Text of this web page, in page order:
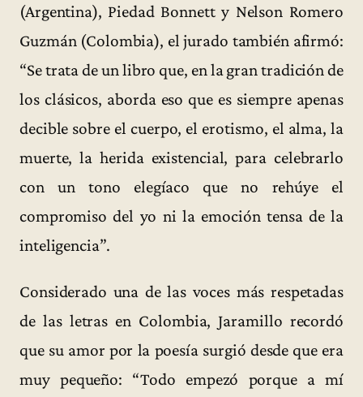
(Argentina), Piedad Bonnett y Nelson Romero
Guzmán (Colombia), el jurado también afirmó:
“Se trata de un libro que, en la gran tradición de
los clásicos, aborda eso que es siempre apenas
decible sobre el cuerpo, el erotismo, el alma, la
muerte, la herida existencial, para celebrarlo
con un tono elegíaco que no rehúye el
compromiso del yo ni la emoción tensa de la
inteligencia”.
Considerado una de las voces más respetadas
de las letras en Colombia, Jaramillo recordó
que su amor por la poesía surgió desde que era
muy pequeño: “Todo empezó porque a mí